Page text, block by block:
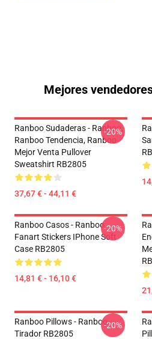
Mejores
Ranboo Sudaderas - Ranboo,
Ranboo Tendencia, Ranboo
Mejor Venta Pullover
Sweatshirt RB2805
37,67 € - 44,11 €
-20%
Ranboo Casos - Ranboo
Fanart Stickers IPhone Soft
Case RB2805
14,81 € - 16,10 €
-20%
Ranboo Pillows - Ranboo
Tirador RB2805
-20%